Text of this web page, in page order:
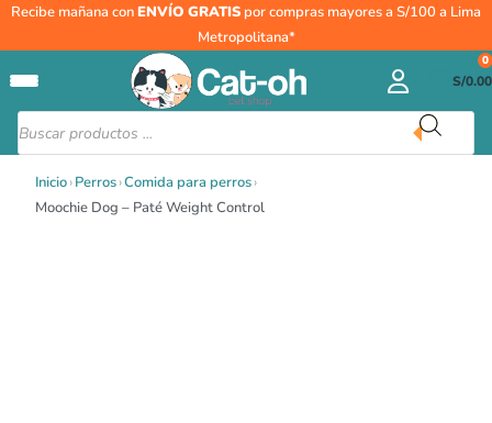
Recibe mañana conENVÍO GRATIS por compras mayores a S/100 a Lima
Metropolitana*
Búsqueda
de
productos
S/0.00
0
Inicio›Perros›Comida para perros›
Moochie Dog – Paté Weight Control